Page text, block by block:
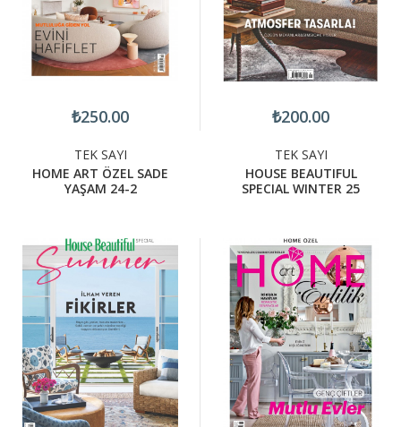
₺250.00
TEK SAYI
HOME ART ÖZEL SADE
YAŞAM 24-2
₺200.00
TEK SAYI
HOUSE BEAUTIFUL
SPECIAL WINTER 25